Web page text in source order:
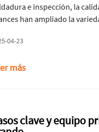
e inspección, la
han ampliado la
de un menor coste y
04-23
más
clave y equipo